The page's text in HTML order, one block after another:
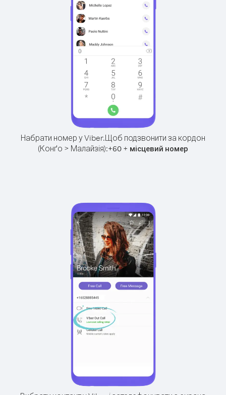
Набрати номер у Viber.Щоб подзвонити за кордон
(Конґо > Малайзія):+60 + місцевий номер